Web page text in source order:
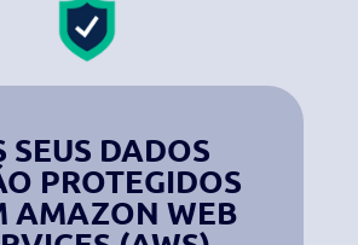
SEUS DADOS
PROTEGIDOS
AMAZON WEB